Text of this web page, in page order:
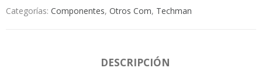
Categorías: Componentes, Otros Com, Techman
DESCRIPCIÓN